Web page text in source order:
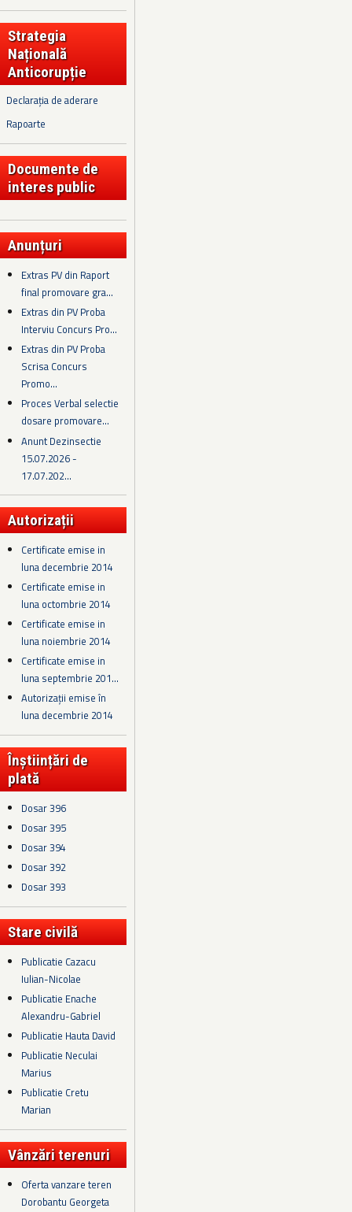
Strategia
Națională
Anticorupție
Declarația de aderare
Rapoarte
Documente de
interes public
Anunțuri
Extras PV din Raport
final promovare gra...
Extras din PV Proba
Interviu Concurs Pro...
Extras din PV Proba
Scrisa Concurs
Promo...
Proces Verbal selectie
dosare promovare...
Anunt Dezinsectie
15.07.2026 -
17.07.202...
Autorizații
Certificate emise in
luna decembrie 2014
Certificate emise in
luna octombrie 2014
Certificate emise in
luna noiembrie 2014
Certificate emise in
luna septembrie 201...
Autorizații emise în
luna decembrie 2014
Înștiințări de
plată
Dosar 396
Dosar 395
Dosar 394
Dosar 392
Dosar 393
Stare civilă
Publicatie Cazacu
Iulian-Nicolae
Publicatie Enache
Alexandru-Gabriel
Publicatie Hauta David
Publicatie Neculai
Marius
Publicatie Cretu
Marian
Vânzări terenuri
Oferta vanzare teren
Dorobantu Georgeta